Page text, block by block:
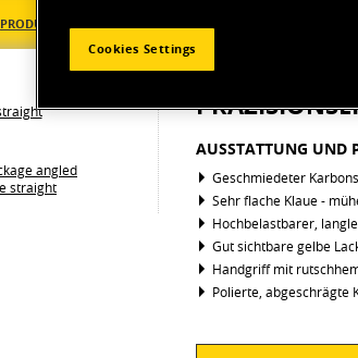
PRODUKTE
AUSSTATTUNG UND
Geschmiedeter
Sehr flache Klaue -
Hochbelastbarer,
Gut sichtbare gelbe
Handgriff mit
Polierte, abgeschrägte
Cookies Settings